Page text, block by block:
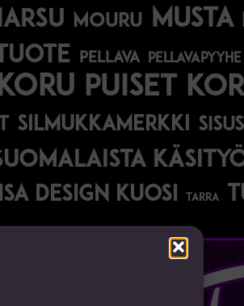
mouru musta
pellava pellavapyyhe
puiset
silmukkamerkki
design kuosi tarra